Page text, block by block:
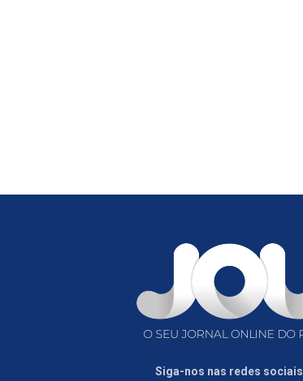
Siga-nos nas redes sociais